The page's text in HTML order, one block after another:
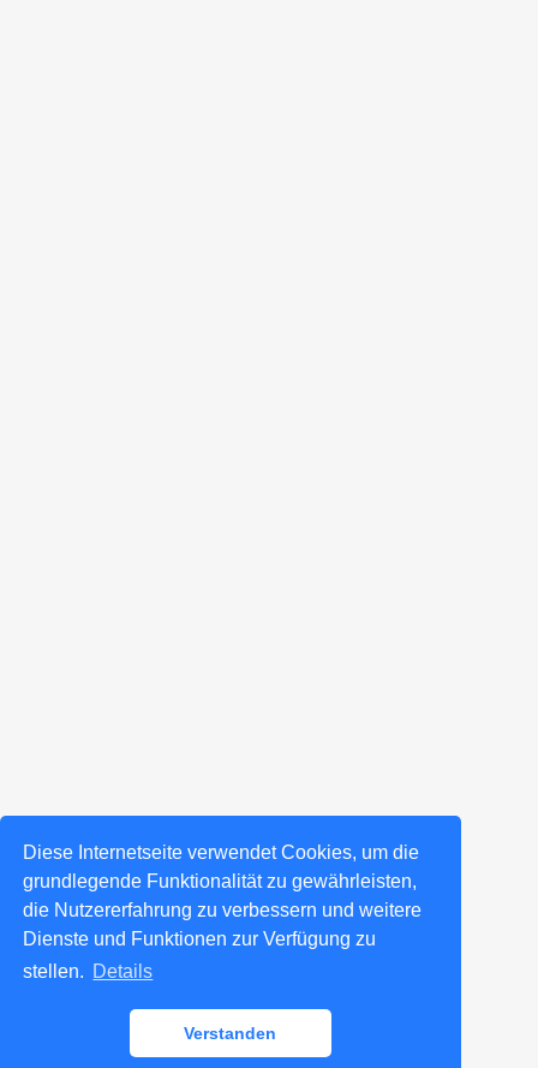
Diese Internetseite verwendet Cookies, um die
grundlegende Funktionalität zu gewährleisten,
die Nutzererfahrung zu verbessern und weitere
Dienste und Funktionen zur Verfügung zu
stellen. Details
Verstanden